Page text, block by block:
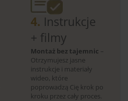
4. Instrukcje
+ filmy
Montaż bez tajemnic –
Otrzymujesz jasne
instrukcje i materiały
wideo, które
poprowadzą Cię krok po
kroku przez cały proces.